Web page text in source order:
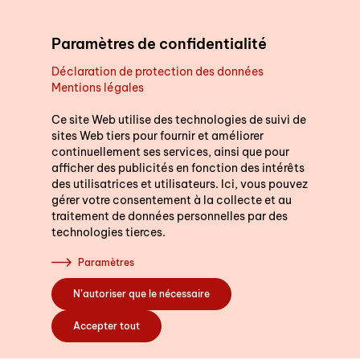
Paramètres de confidentialité
Déclaration de protection des données
Mentions légales
Ce site Web utilise des technologies de suivi de
sites Web tiers pour fournir et améliorer
continuellement ses services, ainsi que pour
afficher des publicités en fonction des intérêts
des utilisatrices et utilisateurs. Ici, vous pouvez
gérer votre consentement à la collecte et au
traitement de données personnelles par des
technologies tierces.
Paramètres
N’autoriser que le nécessaire
Accepter tout
Soutien au quotidien
Cours
S’engager
A propos de nous